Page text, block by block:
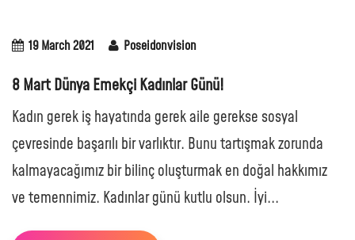
19 March 2021 Poseidonvision
8 Mart Dünya Emekçi Kadınlar Günü!
Kadın gerek iş hayatında gerek aile gerekse sosyal
çevresinde başarılı bir varlıktır. Bunu tartışmak zorunda
kalmayacağımız bir bilinç oluşturmak en doğal hakkımız
ve temennimiz. Kadınlar günü kutlu olsun. İyi...